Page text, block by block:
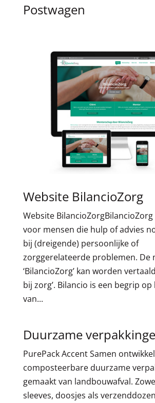
Postwagen
Website BilancioZorg
Website
voor mensen die hulp of advies
bij (dreigende) persoonlijke of
zorggerelateerde problemen. De
‘BilancioZorg’ kan worden
bij zorg’. Bilancio is een begrip
van...
Duurzame
PurePack Accent Samen
composteerbare duurzame
gemaakt van landbouwafval.
sleeves, doosjes als